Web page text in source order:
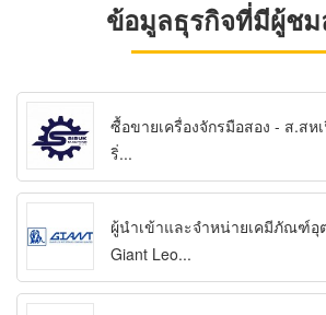
ข้อมูลธุรกิจที่มีผู้ช
ซื้อขายเครื่องจักรมือสอง - ส.สห
ริ่...
ผู้นำเข้าและจำหน่ายเคมีภัณฑ์อุ
Giant Leo...